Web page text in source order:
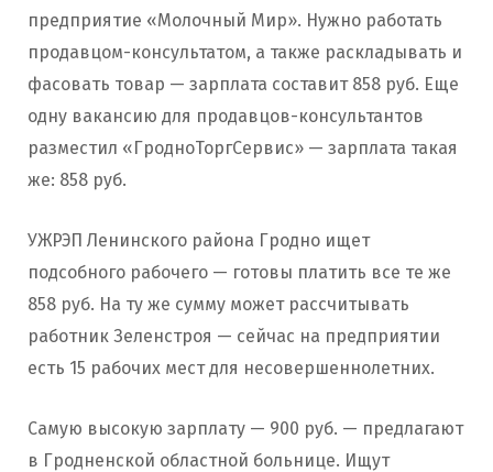
предприятие «Молочный Мир». Нужно работать
продавцом-консультатом, а также раскладывать и
фасовать товар — зарплата составит 858 руб. Еще
одну вакансию для продавцов-консультантов
разместил «ГродноТоргСервис» — зарплата такая
же: 858 руб.
УЖРЭП Ленинского района Гродно ищет
подсобного рабочего — готовы платить все те же
858 руб. На ту же сумму может рассчитывать
работник Зеленстроя — сейчас на предприятии
есть 15 рабочих мест для несовершеннолетних.
Самую высокую зарплату — 900 руб. — предлагают
в Гродненской областной больнице. Ищут